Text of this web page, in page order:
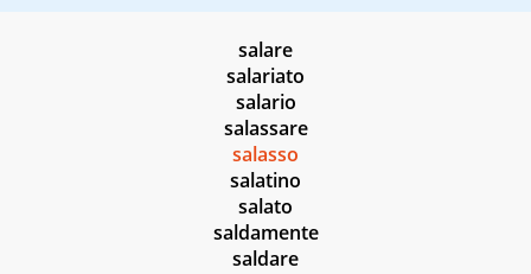
salare
salariato
salario
salassare
salasso
salatino
salato
saldamente
saldare